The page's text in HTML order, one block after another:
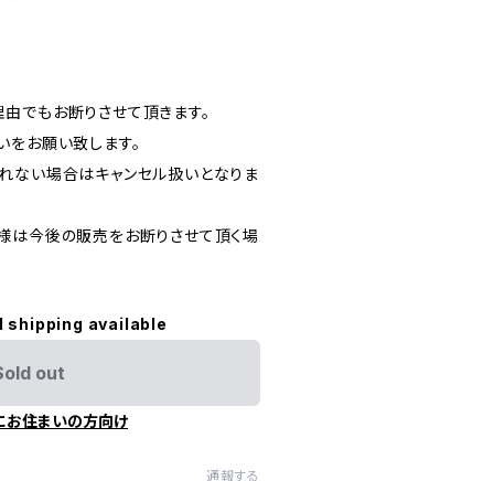
でもお断りさせて頂きます。
お願い致します。
ない場合はキャンセル扱いとなりま
は今後の販売をお断りさせて頂く場
shipping available
out
お住まいの方向け
通報する